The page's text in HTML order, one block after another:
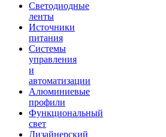
Светодиодные
ленты
Источники
питания
Системы
управления
и
автоматизации
Алюминиевые
профили
Функциональный
свет
Дизайнерский